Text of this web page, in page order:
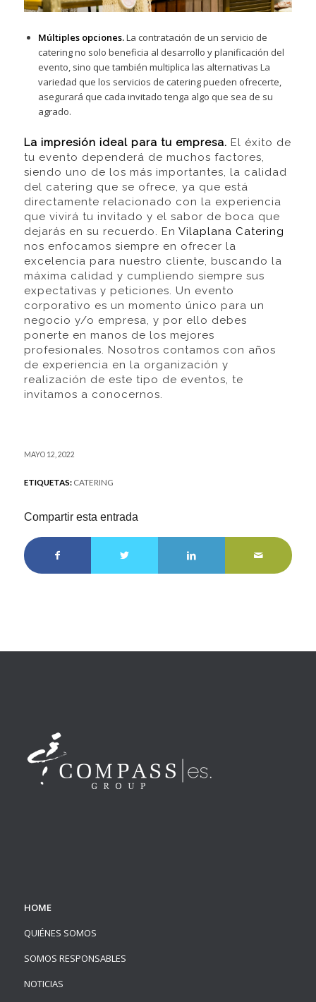
Múltiples opciones.La contratación de un servicio de
catering no solo beneficia al desarrollo y planificación del
evento, sino que también multiplica las alternativas La
variedad que los servicios de catering pueden ofrecerte,
asegurará que cada invitado tenga algo que sea de su
agrado.
La impresión ideal para tu empresa. El éxito de
tu evento dependerá de muchos factores,
siendo uno de los más importantes, la calidad
del catering que se ofrece, ya que está
directamente relacionado con la experiencia
que vivirá tu invitado y el sabor de boca que
dejarás en su recuerdo. En Vilaplana Catering
nos enfocamos siempre en ofrecer la
excelencia para nuestro cliente, buscando la
máxima calidad y cumpliendo siempre sus
expectativas y peticiones. Un evento
corporativo es un momento único para un
negocio y/o empresa, y por ello debes
ponerte en manos de los mejores
profesionales. Nosotros contamos con años
de experiencia en la organización y
realización de este tipo de eventos, te
invitamos a conocernos.
MAYO 12, 2022
ETIQUETAS: CATERING
Compartir esta entrada
HOME
QUIÉNES SOMOS
SOMOS RESPONSABLES
NOTICIAS